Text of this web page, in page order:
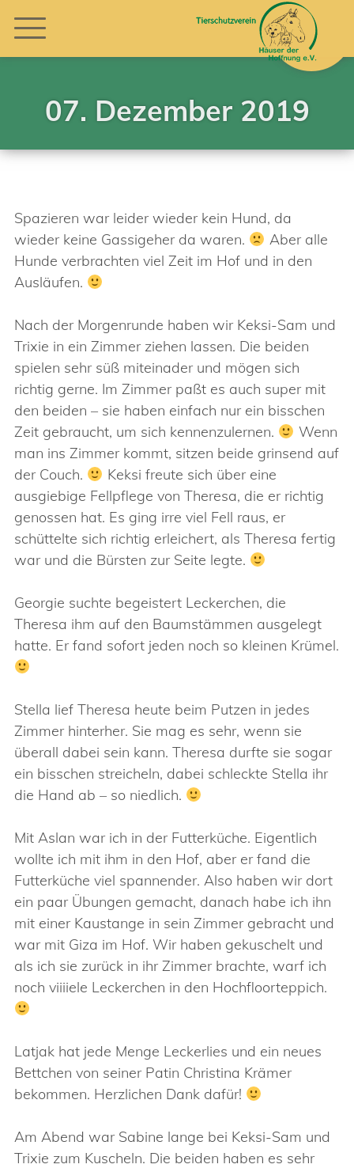
07. Dezember 2019
Spazieren war leider wieder kein Hund, da
wieder keine Gassigeher da waren.
Aber alle
Hunde verbrachten viel Zeit im Hof und in den
Ausläufen.
Nach der Morgenrunde haben wir Keksi-Sam und
Trixie in ein Zimmer ziehen lassen. Die beiden
spielen sehr süß miteinader und mögen sich
richtig gerne. Im Zimmer paßt es auch super mit
den beiden – sie haben einfach nur ein bisschen
Zeit gebraucht, um sich kennenzulernen.
Wenn
man ins Zimmer kommt, sitzen beide grinsend auf
der Couch.
Keksi freute sich über eine
ausgiebige Fellpflege von Theresa, die er richtig
genossen hat. Es ging irre viel Fell raus, er
schüttelte sich richtig erleichert, als Theresa fertig
war und die Bürsten zur Seite legte.
Georgie suchte begeistert Leckerchen, die
Theresa ihm auf den Baumstämmen ausgelegt
hatte. Er fand sofort jeden noch so kleinen Krümel.
Stella lief Theresa heute beim Putzen in jedes
Zimmer hinterher. Sie mag es sehr, wenn sie
überall dabei sein kann. Theresa durfte sie sogar
ein bisschen streicheln, dabei schleckte Stella ihr
die Hand ab – so niedlich.
Mit Aslan war ich in der Futterküche. Eigentlich
wollte ich mit ihm in den Hof, aber er fand die
Futterküche viel spannender. Also haben wir dort
ein paar Übungen gemacht, danach habe ich ihn
mit einer Kaustange in sein Zimmer gebracht und
war mit Giza im Hof. Wir haben gekuschelt und
als ich sie zurück in ihr Zimmer brachte, warf ich
noch viiiiele Leckerchen in den Hochfloorteppich.
Latjak hat jede Menge Leckerlies und ein neues
Bettchen von seiner Patin Christina Krämer
bekommen. Herzlichen Dank dafür!
Am Abend war Sabine lange bei Keksi-Sam und
Trixie zum Kuscheln. Die beiden haben es sehr